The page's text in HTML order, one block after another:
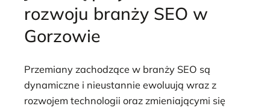
rozwoju branży SEO w
Gorzowie
Przemiany zachodzące w branży SEO są
dynamiczne i nieustannie ewoluują wraz z
rozwojem technologii oraz zmieniającymi się